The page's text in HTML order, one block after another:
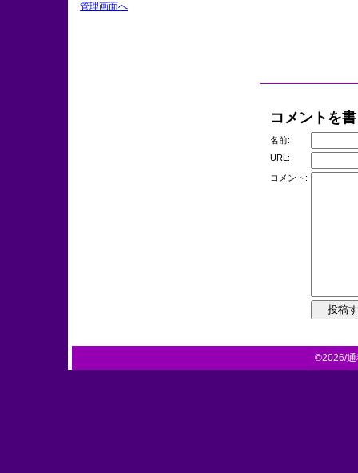
コメントを
名前:
URL:
コメント:
管理画面へ
©2026/通